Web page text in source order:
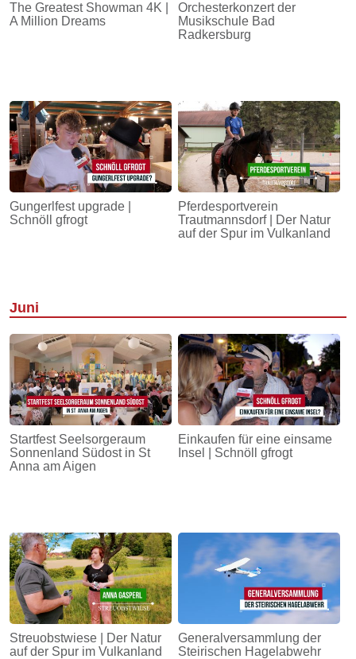
The Greatest Showman 4K |
A Million Dreams
Orchesterkonzert der
Musikschule Bad
Radkersburg
Gungerlfest upgrade |
Schnöll gfrogt
Pferdesportverein
Trautmannsdorf | Der Natur
auf der Spur im Vulkanland
Juni
Startfest Seelsorgeraum
Sonnenland Südost in St
Anna am Aigen
Einkaufen für eine einsame
Insel | Schnöll gfrogt
Streuobstwiese | Der Natur
auf der Spur im Vulkanland
Generalversammlung der
Steirischen Hagelabwehr